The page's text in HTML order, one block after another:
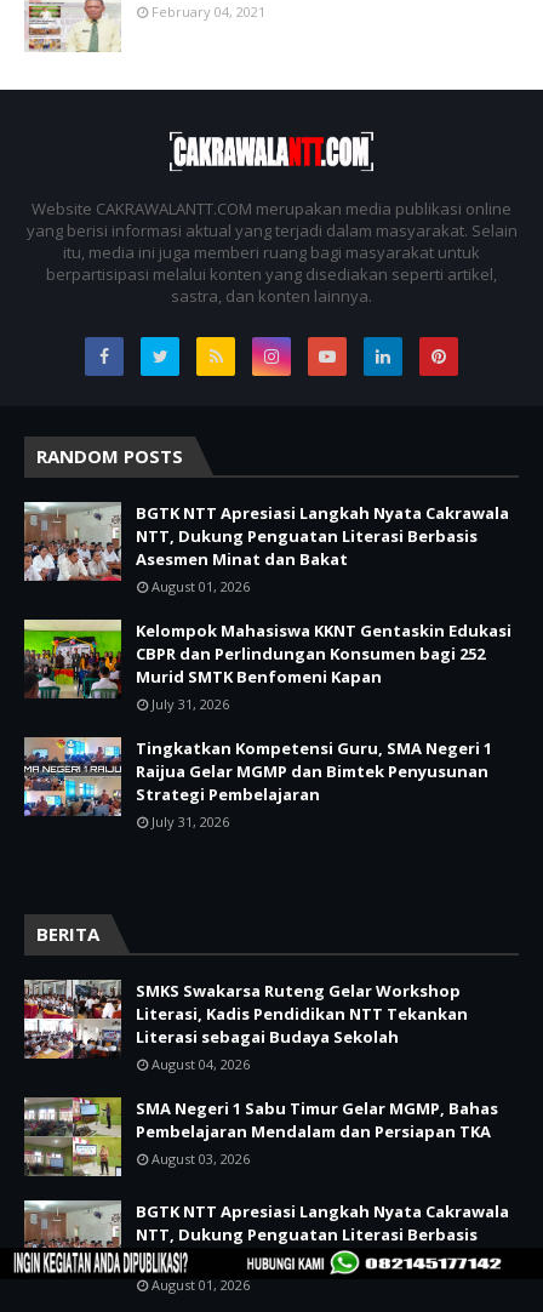
February 04, 2021
Website CAKRAWALANTT.COM merupakan media publikasi online
yang berisi informasi aktual yang terjadi dalam masyarakat. Selain
itu, media ini juga memberi ruang bagi masyarakat untuk
berpartisipasi melalui konten yang disediakan seperti artikel,
sastra, dan konten lainnya.
RANDOM POSTS
BGTK NTT Apresiasi Langkah Nyata Cakrawala
NTT, Dukung Penguatan Literasi Berbasis
Asesmen Minat dan Bakat
August 01, 2026
Kelompok Mahasiswa KKNT Gentaskin Edukasi
CBPR dan Perlindungan Konsumen bagi 252
Murid SMTK Benfomeni Kapan
July 31, 2026
Tingkatkan Kompetensi Guru, SMA Negeri 1
Raijua Gelar MGMP dan Bimtek Penyusunan
Strategi Pembelajaran
July 31, 2026
BERITA
SMKS Swakarsa Ruteng Gelar Workshop
Literasi, Kadis Pendidikan NTT Tekankan
Literasi sebagai Budaya Sekolah
August 04, 2026
SMA Negeri 1 Sabu Timur Gelar MGMP, Bahas
Pembelajaran Mendalam dan Persiapan TKA
August 03, 2026
BGTK NTT Apresiasi Langkah Nyata Cakrawala
NTT, Dukung Penguatan Literasi Berbasis
Asesmen Minat dan Bakat
August 01, 2026